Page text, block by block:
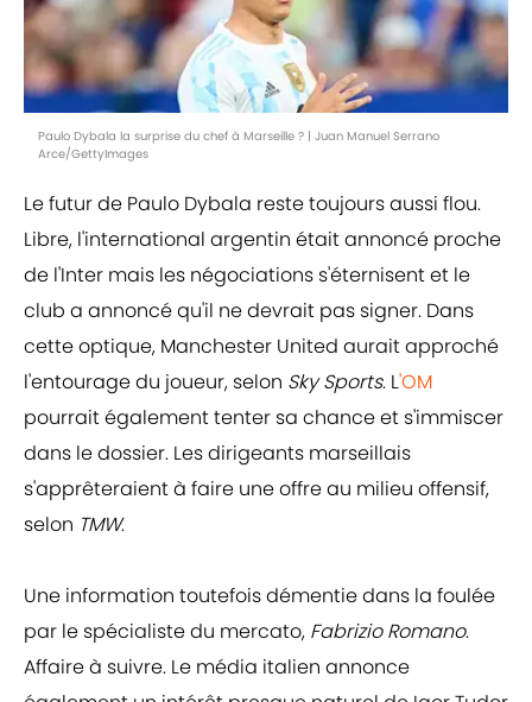
Paulo Dybala la surprise du chef à Marseille ? | Juan Manuel Serrano
Arce/GettyImages
Le futur de Paulo Dybala reste toujours aussi flou.
Libre, l'international argentin était annoncé proche
de l'Inter mais les négociations s'éternisent et le
club a annoncé qu'il ne devrait pas signer. Dans
cette optique, Manchester United aurait approché
l'entourage du joueur, selon Sky Sports. L'OM
pourrait également tenter sa chance et s'immiscer
dans le dossier. Les dirigeants marseillais
s'apprêteraient à faire une offre au milieu offensif,
selon TMW.
Une information toutefois démentie dans la foulée
par le spécialiste du mercato, Fabrizio Romano.
Affaire à suivre. Le média italien annonce